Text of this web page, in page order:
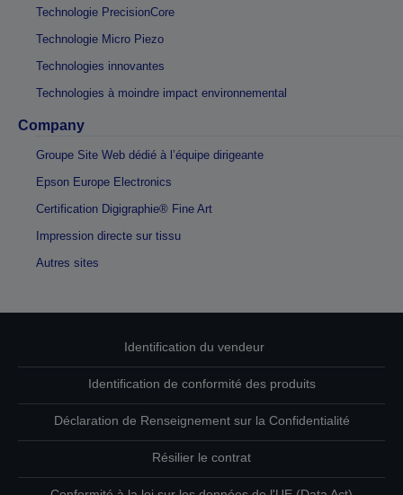
Technologie PrecisionCore
Technologie Micro Piezo
Technologies innovantes
Technologies à moindre impact environnemental
Company
Groupe Site Web dédié à l’équipe dirigeante
Epson Europe Electronics
Certification Digigraphie® Fine Art
Impression directe sur tissu
Autres sites
Identification du vendeur
Identification de conformité des produits
Déclaration de Renseignement sur la Confidentialité
Résilier le contrat